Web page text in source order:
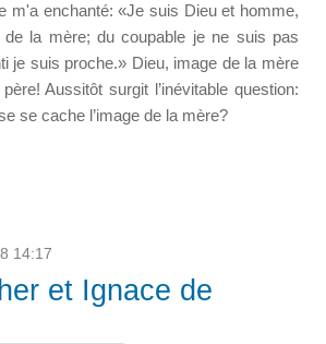
m'a enchanté: «Je suis Dieu et homme,
la mère; du coupable je ne suis pas
je suis proche.» Dieu, image de la mère
Aussitôt surgit l’inévitable question:
se cache l’image de la mère?
14:17
et Ignace de